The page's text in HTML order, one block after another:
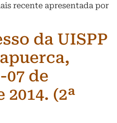
recente apresentada por
da UISPP
07 de
(2ª